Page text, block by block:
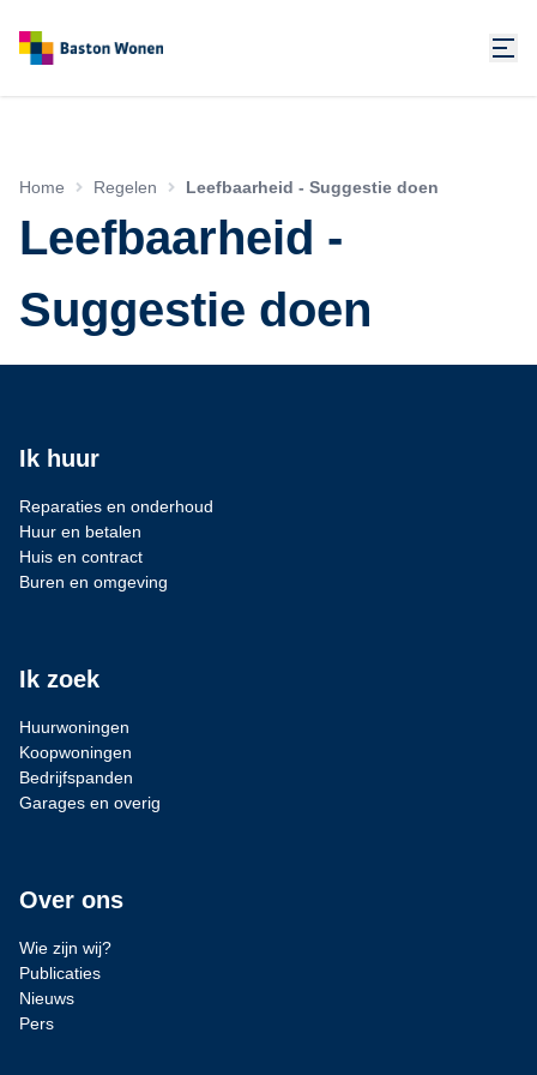
Home Regelen Leefbaarheid - Suggestie doen
Leefbaarheid -
Suggestie doen
Ik huur
Reparaties en onderhoud
Huur en betalen
Huis en contract
Buren en omgeving
Ik zoek
Huurwoningen
Koopwoningen
Bedrijfspanden
Garages en overig
Over ons
Wie zijn wij?
Publicaties
Nieuws
Pers